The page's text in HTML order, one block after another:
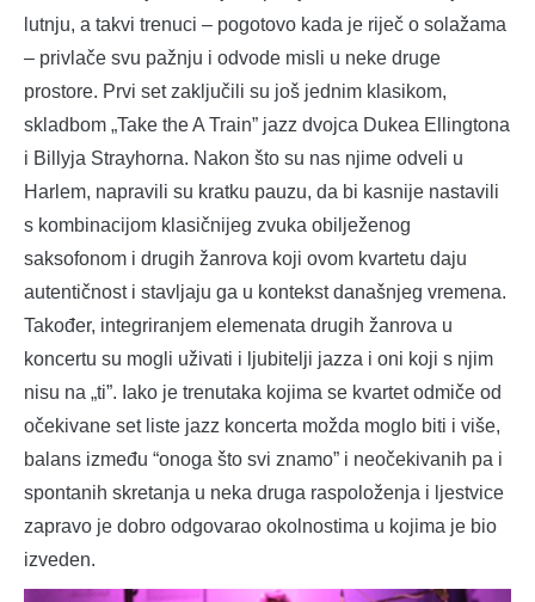
lutnju, a takvi trenuci – pogotovo kada je riječ o solažama
– privlače svu pažnju i odvode misli u neke druge
prostore. Prvi set zaključili su još jednim klasikom,
skladbom „Take the A Train” jazz dvojca Dukea Ellingtona
i Billyja Strayhorna. Nakon što su nas njime odveli u
Harlem, napravili su kratku pauzu, da bi kasnije nastavili
s kombinacijom klasičnijeg zvuka obilježenog
saksofonom i drugih žanrova koji ovom kvartetu daju
autentičnost i stavljaju ga u kontekst današnjeg vremena.
Također, integriranjem elemenata drugih žanrova u
koncertu su mogli uživati i ljubitelji jazza i oni koji s njim
nisu na „ti”. Iako je trenutaka kojima se kvartet odmiče od
očekivane set liste jazz koncerta možda moglo biti i više,
balans između “onoga što svi znamo” i neočekivanih pa i
spontanih skretanja u neka druga raspoloženja i ljestvice
zapravo je dobro odgovarao okolnostima u kojima je bio
izveden.